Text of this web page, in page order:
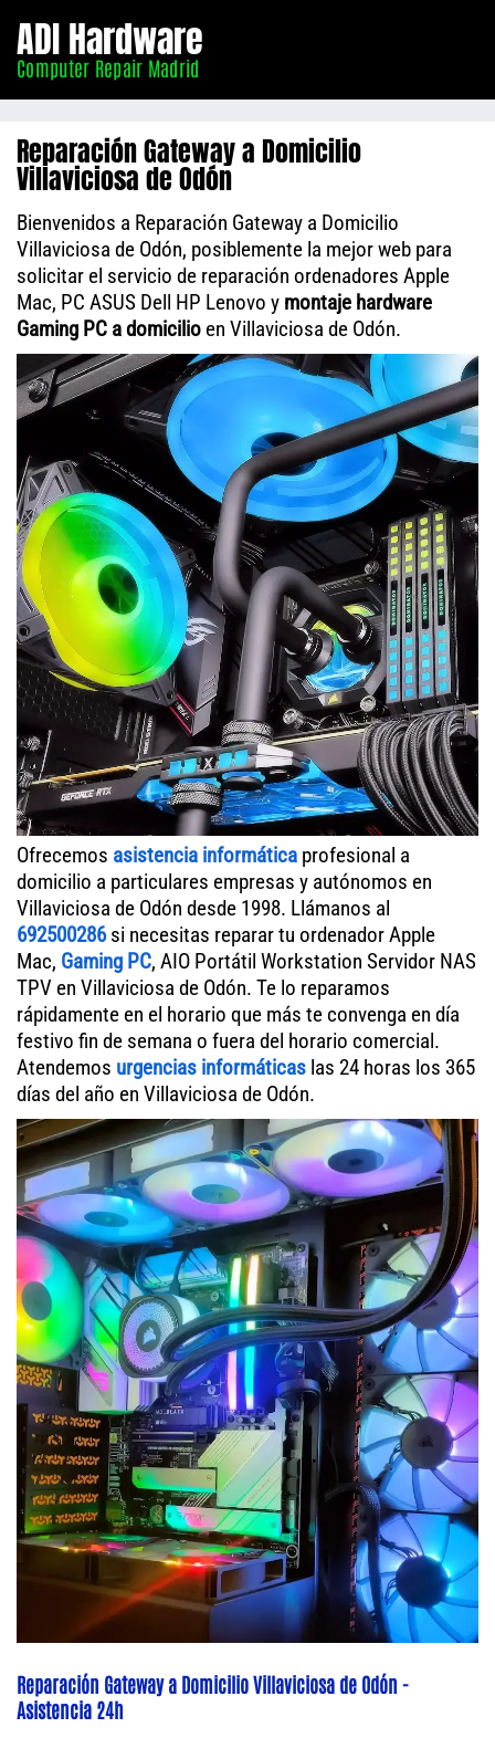
Madrid
ADI Hardware
Computer Repair Madrid
Reparación Gateway a Domicilio
Villaviciosa de Odón
Bienvenidos a Reparación Gateway a Domicilio
Villaviciosa de Odón, posiblemente la mejor web para
solicitar el servicio de reparación ordenadores Apple
Mac, PC ASUS Dell HP Lenovo y montaje hardware
Gaming PC a domicilio en Villaviciosa de Odón.
Ofrecemos asistencia informática profesional a
domicilio a particulares empresas y autónomos en
Villaviciosa de Odón desde 1998. Llámanos al
692500286si necesitas reparar tu ordenador Apple
Mac, Gaming PC, AIO Portátil Workstation Servidor NAS
TPV en Villaviciosa de Odón. Te lo reparamos
rápidamente en el horario que más te convenga en día
festivo fin de semana o fuera del horario comercial.
Atendemos urgencias informáticas las 24 horas los 365
días del año en Villaviciosa de Odón.
Reparación Gateway a Domicilio Villaviciosa de Odón -
Asistencia 24h